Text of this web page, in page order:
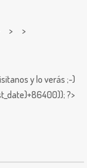
> >
y lo verás ;-)
?>